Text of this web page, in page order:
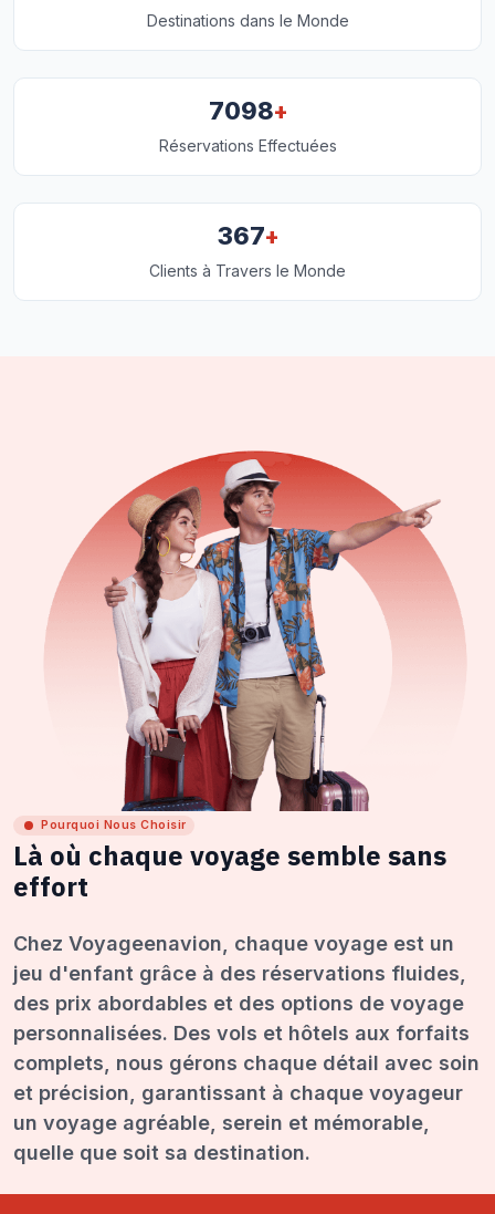
Destinations dans le Monde
7098+
Réservations Effectuées
367+
Clients à Travers le Monde
Pourquoi Nous Choisir
Là où chaque voyage semble sans
effort
Chez Voyageenavion, chaque voyage est un
jeu d'enfant grâce à des réservations fluides,
des prix abordables et des options de voyage
personnalisées. Des vols et hôtels aux forfaits
complets, nous gérons chaque détail avec soin
et précision, garantissant à chaque voyageur
un voyage agréable, serein et mémorable,
quelle que soit sa destination.